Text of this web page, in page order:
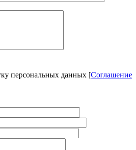
персональных данных [Соглашение